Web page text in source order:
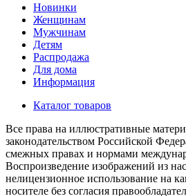
Новинки
Женщинам
Мужчинам
Детям
Распродажа
Для дома
Информация
Каталог товаров
Все права на иллюстративные
законодательством Российской
смежных правах и нормами
Воспроизведение изображений из
нелицензионное использование на
носителе без согласия